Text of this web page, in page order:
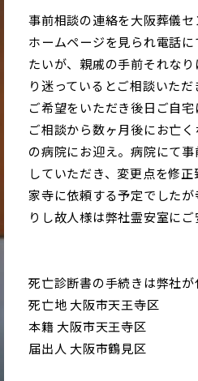
事前相談の連絡を大阪葬儀
ホームページを見られ電話
たいが、親戚の手前それな
り迷っているとご相談いた
ご希望をいただき後日ご自
ご相談から数ヶ月後にお亡
の病院にお迎え。病院にて
していただき、変更点を修
家寺に依頼する予定でした
りし故人様は弊社霊安室に
死亡診断書の手続きは弊社
死亡地 大阪市天王寺区
本籍 大阪市天王寺区
届出人 大阪市鶴見区